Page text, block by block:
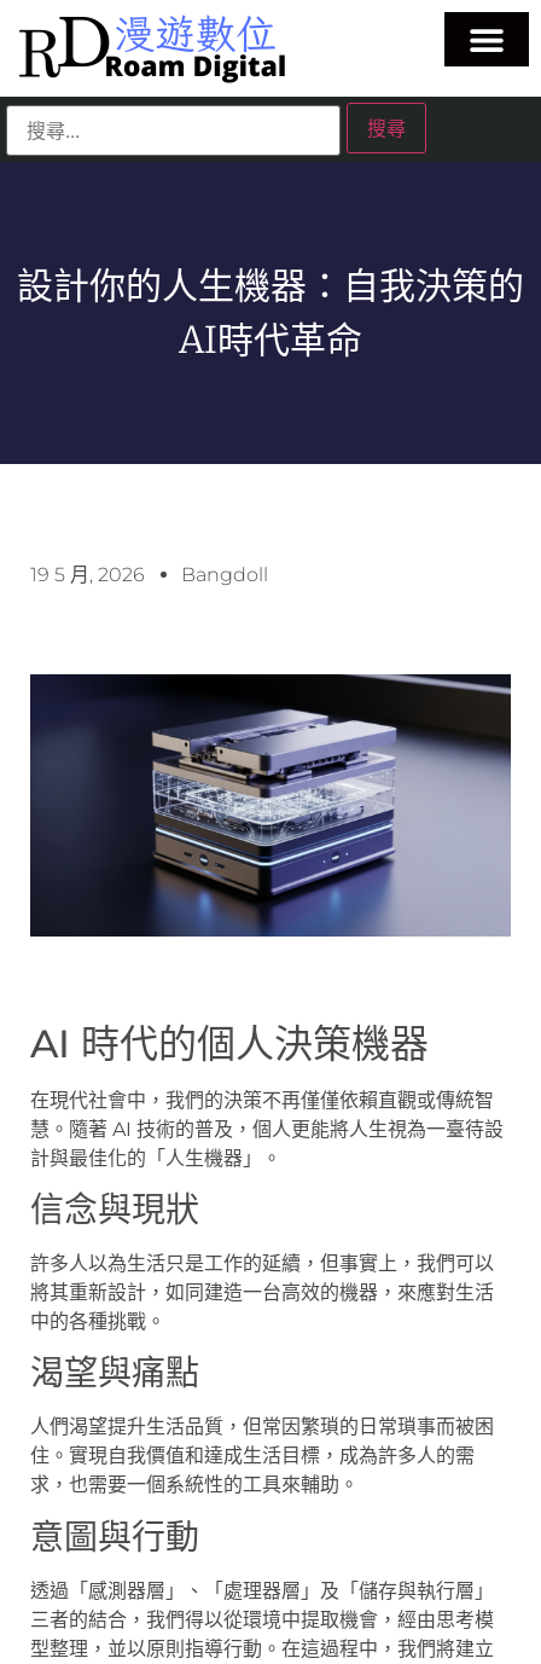
設計你的人生機器：自我決策的
AI時代革命
19 5 月, 2026 Bangdoll
AI 時代的個人決策機器
在現代社會中，我們的決策不再僅僅依賴直觀或傳統智
慧。隨著 AI 技術的普及，個人更能將人生視為一臺待設
計與最佳化的「人生機器」。
信念與現狀
許多人以為生活只是工作的延續，但事實上，我們可以
將其重新設計，如同建造一台高效的機器，來應對生活
中的各種挑戰。
渴望與痛點
人們渴望提升生活品質，但常因繁瑣的日常瑣事而被困
住。實現自我價值和達成生活目標，成為許多人的需
求，也需要一個系統性的工具來輔助。
意圖與行動
透過「感測器層」、「處理器層」及「儲存與執行層」
三者的結合，我們得以從環境中提取機會，經由思考模
型整理，並以原則指導行動。在這過程中，我們將建立